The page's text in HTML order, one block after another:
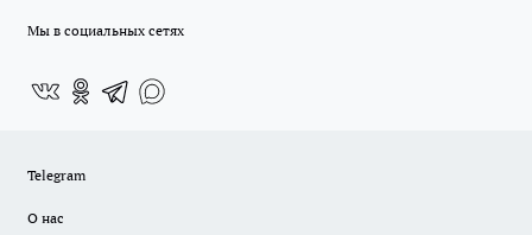
Мы в социальных сетях
Telegram
О нас